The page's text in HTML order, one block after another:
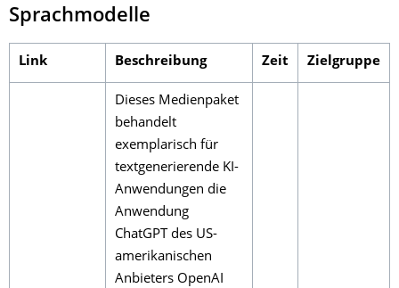
Sprachmodelle
Link Beschreibung Zeit Zielgruppe
Dieses Medienpaket
behandelt
exemplarisch für
textgenerierende KI-
Anwendungen die
Anwendung
ChatGPT des US-
amerikanischen
Anbieters OpenAI